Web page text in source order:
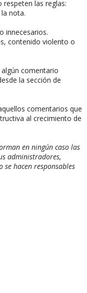
las reglas:
nota.
innecesarios.
contenido violento o
comentario
la sección de
comentarios que
al crecimiento de
en ningún caso las
administradores,
se hacen responsables